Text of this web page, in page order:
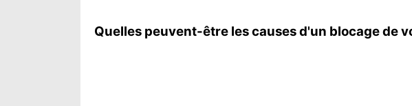
Quelles peuvent-être les causes d'un blocage de